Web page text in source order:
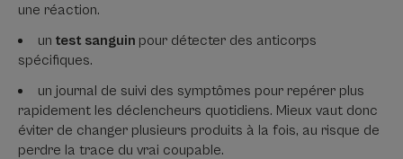
une réaction.
un test sanguin pour détecter des anticorps
spécifiques.
un journal de suivi des symptômes pour repérer plus
rapidement les déclencheurs quotidiens. Mieux vaut donc
éviter de changer plusieurs produits à la fois, au risque de
perdre la trace du vrai coupable.